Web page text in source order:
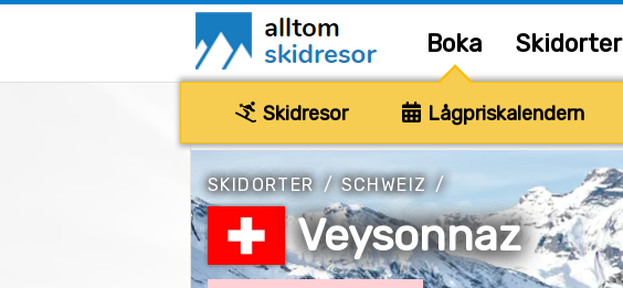
Boka Skidorter
Skidresor Lågpriskalendern
SKIDORTER / SCHWEIZ /
Veysonnaz